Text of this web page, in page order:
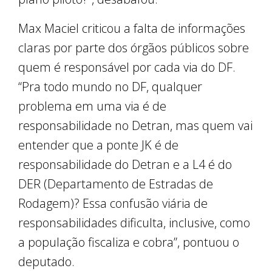
Max Maciel criticou a falta de informações
claras por parte dos órgãos públicos sobre
quem é responsável por cada via do DF.
“Pra todo mundo no DF, qualquer
problema em uma via é de
responsabilidade no Detran, mas quem vai
entender que a ponte JK é de
responsabilidade do Detran e a L4 é do
DER (Departamento de Estradas de
Rodagem)? Essa confusão viária de
responsabilidades dificulta, inclusive, como
a população fiscaliza e cobra”, pontuou o
deputado.